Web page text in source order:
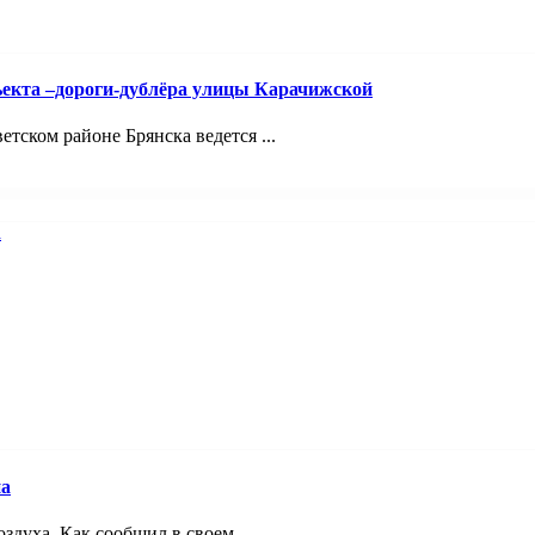
–дороги-дублёра улицы Карачижской
районе Брянска ведется ...